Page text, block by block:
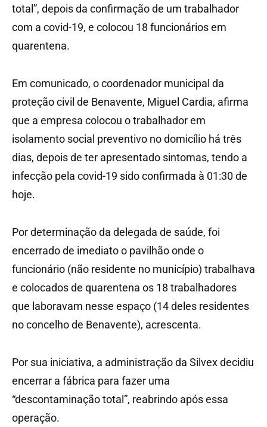
total”, depois da confirmação de um trabalhador
com a covid-19, e colocou 18 funcionários em
quarentena.
Em comunicado, o coordenador municipal da
proteção civil de Benavente, Miguel Cardia, afirma
que a empresa colocou o trabalhador em
isolamento social preventivo no domicílio há três
dias, depois de ter apresentado sintomas, tendo a
infecção pela covid-19 sido confirmada à 01:30 de
hoje.
Por determinação da delegada de saúde, foi
encerrado de imediato o pavilhão onde o
funcionário (não residente no município) trabalhava
e colocados de quarentena os 18 trabalhadores
que laboravam nesse espaço (14 deles residentes
no concelho de Benavente), acrescenta.
Por sua iniciativa, a administração da Silvex decidiu
encerrar a fábrica para fazer uma
“descontaminação total”, reabrindo após essa
operação.